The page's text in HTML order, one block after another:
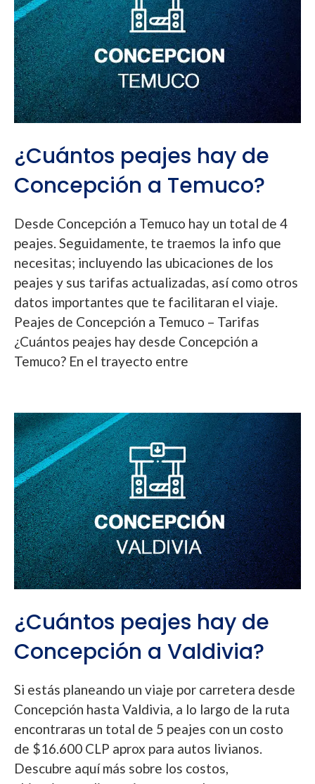
¿Cuántos peajes hay de
Concepción a Temuco?
Desde Concepción a Temuco hay un total de 4
peajes. Seguidamente, te traemos la info que
necesitas; incluyendo las ubicaciones de los
peajes y sus tarifas actualizadas, así como otros
datos importantes que te facilitaran el viaje.
Peajes de Concepción a Temuco – Tarifas
¿Cuántos peajes hay desde Concepción a
Temuco? En el trayecto entre
¿Cuántos peajes hay de
Concepción a Valdivia?
Si estás planeando un viaje por carretera desde
Concepción hasta Valdivia, a lo largo de la ruta
encontraras un total de 5 peajes con un costo
de $16.600 CLP aprox para autos livianos.
Descubre aquí más sobre los costos,